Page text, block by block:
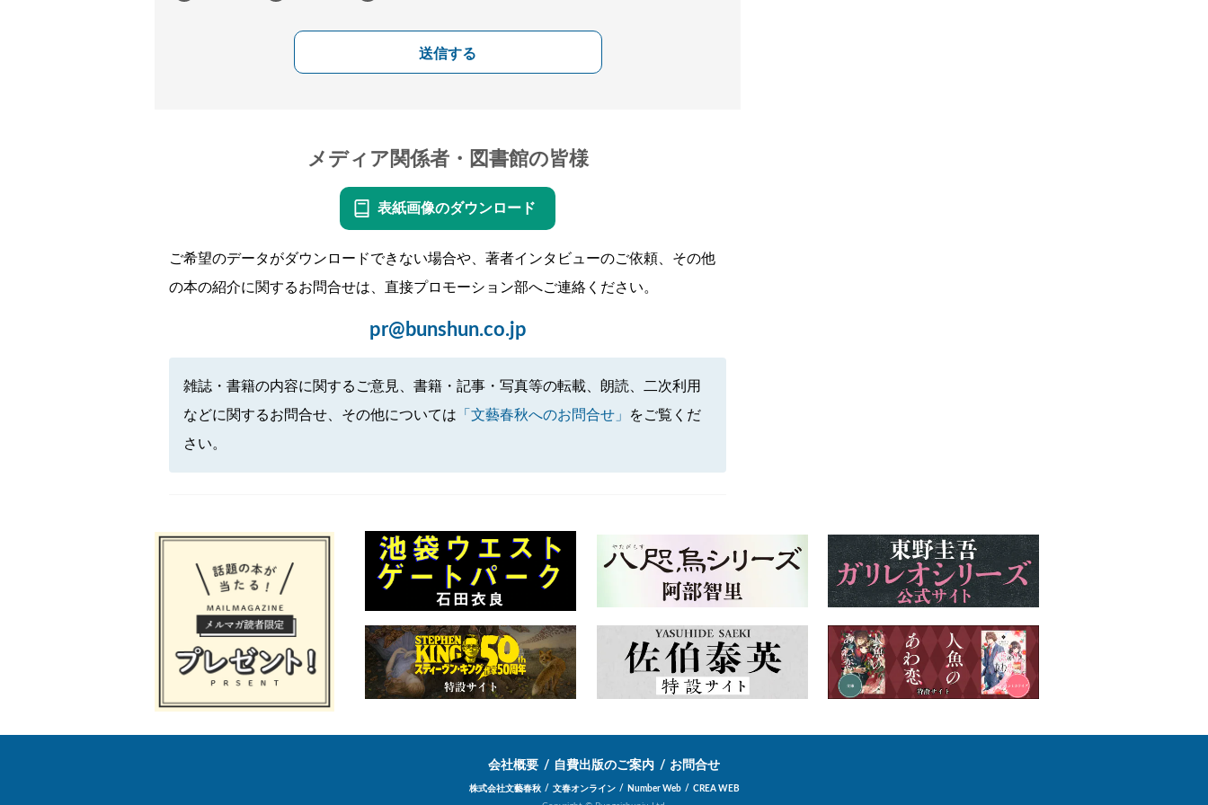
送信する
メディア関係者・図書館の皆様
表紙画像のダウンロード
ご希望のデータがダウンロードできない場合や、著者インタビューのご依頼、その他
の本の紹介に関するお問合せは、直接プロモーション部へご連絡ください。
pr@bunshun.co.jp
雑誌・書籍の内容に関するご意見、書籍・記事・写真等の転載、朗読、二次利用
などに関するお問合せ、その他については 「文藝春秋へのお問合せ」
をご覧くだ
さい。
会社概要 自費出版のご案内 お問合せ
株式会社文藝春秋 文春オンライン Number Web
CREA WEB